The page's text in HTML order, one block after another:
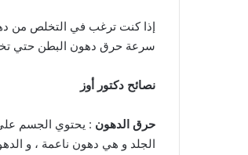
إذا كنت ترغب في التخلص من
سرعة حرق دهون البطن حتي
نصائح دكتور أوز
حرق الدهون : يحتوي الجسم
الجلد و هي دهون ناعمة ، و